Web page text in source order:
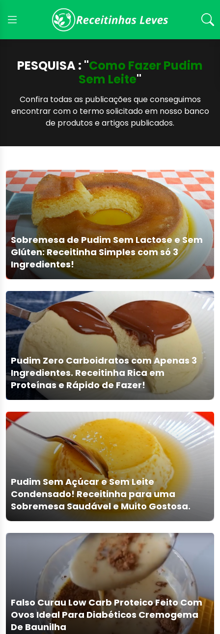
PESQUISA : "Como Fazer Pudim
Sem Leite"
Confira todas as publicações que conseguimos
encontrar com o termo solicitado em nosso banco
de produtos e artigos publicados.
Sobremesa de Pudim Sem Lactose e Sem
Glúten: Receitinha Simples com só 3
Ingredientes!
Pudim Zero Carboidratos com Apenas 3
Ingredientes. Receitinha Rica em
Proteínas e Rápido de Fazer!
Pudim Sem Açúcar e Sem Leite
Condensado! Receitinha para uma
Sobremesa Saudável e Muito Gostosa.
Falso Curau Low Carb Proteico Feito Com
Ovos Ideal Para Diabéticos Cremogema
De Baunilha